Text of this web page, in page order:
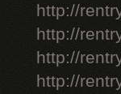
http://
http://
http://
http://